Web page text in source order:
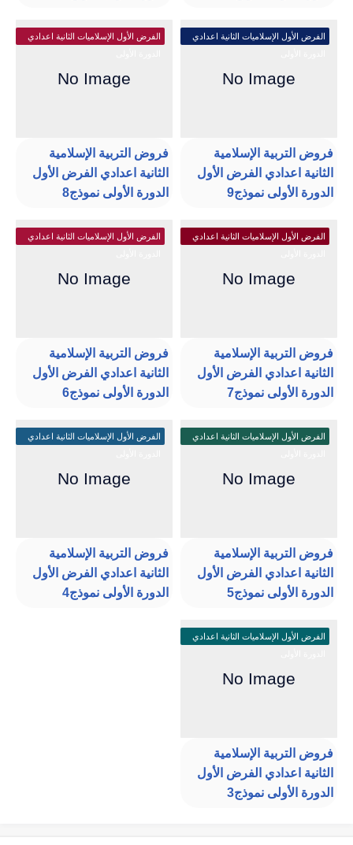
الفرض الأول الإسلاميات الثانية اعدادي
فروض التربية الإسلامية
الثانية اعدادي الفرض الأول
الدورة الأولى نموذج9
الفرض الأول الإسلاميات الثانية اعدادي
فروض التربية الإسلامية
الثانية اعدادي الفرض الأول
الدورة الأولى نموذج8
الفرض الأول الإسلاميات الثانية اعدادي
فروض التربية الإسلامية
الثانية اعدادي الفرض الأول
الدورة الأولى نموذج7
الفرض الأول الإسلاميات الثانية اعدادي
فروض التربية الإسلامية
الثانية اعدادي الفرض الأول
الدورة الأولى نموذج6
الفرض الأول الإسلاميات الثانية اعدادي
فروض التربية الإسلامية
الثانية اعدادي الفرض الأول
الدورة الأولى نموذج5
الفرض الأول الإسلاميات الثانية اعدادي
فروض التربية الإسلامية
الثانية اعدادي الفرض الأول
الدورة الأولى نموذج4
الفرض الأول الإسلاميات الثانية اعدادي
فروض التربية الإسلامية
الثانية اعدادي الفرض الأول
الدورة الأولى نموذج3